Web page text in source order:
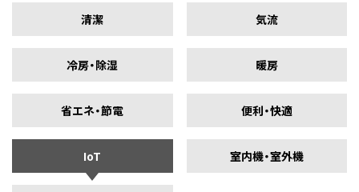
清潔 気流
冷房・除湿 暖房
省エネ・節電 便利・快適
IoT 室内機・室外機